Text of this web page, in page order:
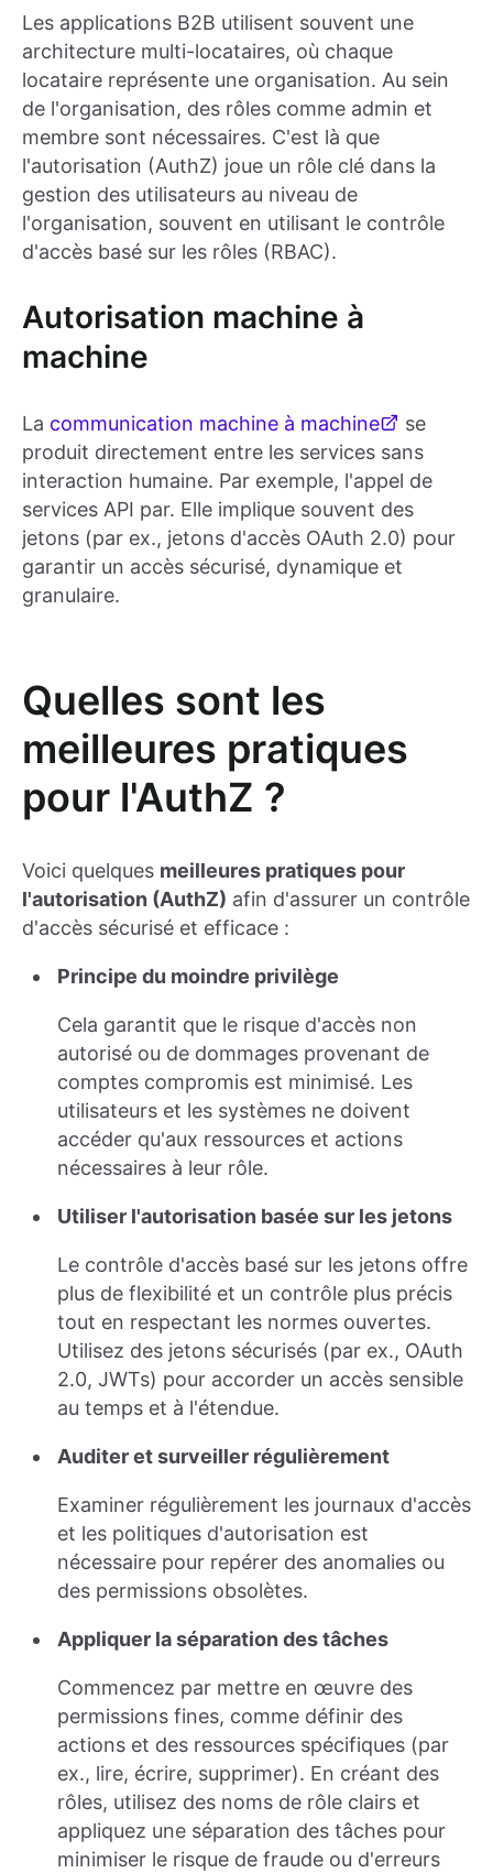
Les applications B2B utilisent souvent une
architecture multi-locataires, où chaque
locataire représente une organisation. Au sein
de l'organisation, des rôles comme admin et
membre sont nécessaires. C'est là que
l'autorisation (AuthZ) joue un rôle clé dans la
gestion des utilisateurs au niveau de
l'organisation, souvent en utilisant le contrôle
d'accès basé sur les rôles (RBAC).
Autorisation machine à
machine
La communication machine à machine
se
produit directement entre les services sans
interaction humaine. Par exemple, l'appel de
services API par. Elle implique souvent des
jetons (par ex., jetons d'accès OAuth 2.0) pour
garantir un accès sécurisé, dynamique et
granulaire.
Quelles sont les
meilleures pratiques
pour l'AuthZ ?
Voici quelques meilleures pratiques pour
l'autorisation (AuthZ) afin d'assurer un contrôle
d'accès sécurisé et efficace :
Principe du moindre privilège
Cela garantit que le risque d'accès non
autorisé ou de dommages provenant de
comptes compromis est minimisé. Les
utilisateurs et les systèmes ne doivent
accéder qu'aux ressources et actions
nécessaires à leur rôle.
Utiliser l'autorisation basée sur les jetons
Le contrôle d'accès basé sur les jetons offre
plus de flexibilité et un contrôle plus précis
tout en respectant les normes ouvertes.
Utilisez des jetons sécurisés (par ex., OAuth
2.0, JWTs) pour accorder un accès sensible
au temps et à l'étendue.
Auditer et surveiller régulièrement
Examiner régulièrement les journaux d'accès
et les politiques d'autorisation est
nécessaire pour repérer des anomalies ou
des permissions obsolètes.
Appliquer la séparation des tâches
Commencez par mettre en œuvre des
permissions fines, comme définir des
actions et des ressources spécifiques (par
ex., lire, écrire, supprimer). En créant des
rôles, utilisez des noms de rôle clairs et
appliquez une séparation des tâches pour
minimiser le risque de fraude ou d'erreurs